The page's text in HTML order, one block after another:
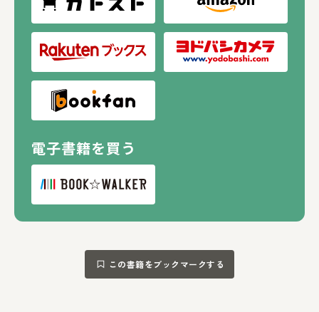
電子書籍を買う
この書籍をブックマークする